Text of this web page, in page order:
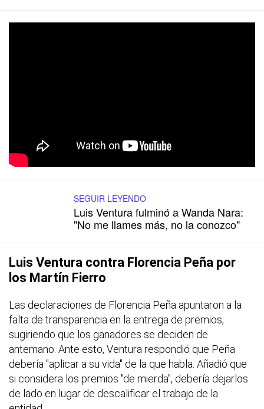
SEGUIR LEYENDO
Luis Ventura fulminó a Wanda Nara:
"No me llames más, no la conozco"
Luis Ventura contra Florencia Peña por
los Martín Fierro
Las declaraciones de Florencia Peña apuntaron a la
falta de transparencia en la entrega de premios,
sugiriendo que los ganadores se deciden de
antemano. Ante esto, Ventura respondió que Peña
debería "aplicar a su vida" de la que habla. Añadió que
si considera los premios "de mierda", debería dejarlos
de lado en lugar de descalificar el trabajo de la